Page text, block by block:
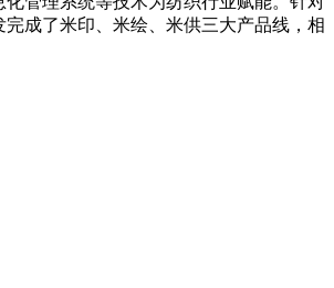
成了米印、米绘、米供三大产品线，相